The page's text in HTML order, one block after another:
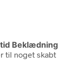
noget